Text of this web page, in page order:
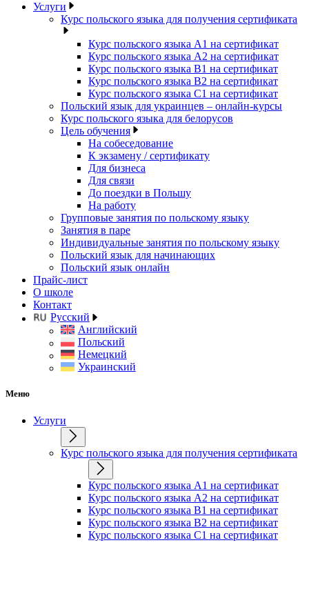
Услуги
Курс польского языка для получения сертификата
Курс польского языка А1 на сертификат
Курс польского языка А2 на сертификат
Курс польского языка B1 на сертификат
Курс польского языка B2 на сертификат
Курс польского языка C1 на сертификат
Польский язык для украинцев – онлайн-курсы
Курс польского языка для белорусов
Цель обучения
На собеседование
К экзамену / сертификату
Для бизнеса
Для связи
До поездки в Польшу
На работу
Групповые занятия по польскому языку
Занятия в паре
Индивидуальные занятия по польскому языку
Польский язык для начинающих
Польский язык онлайн
Прайс-лист
О школе
Контакт
Русский
Английский
Польский
Немецкий
Украинский
Меню
Услуги
Курс польского языка для получения сертификата
Курс польского языка А1 на сертификат
Курс польского языка А2 на сертификат
Курс польского языка B1 на сертификат
Курс польского языка B2 на сертификат
Курс польского языка C1 на сертификат